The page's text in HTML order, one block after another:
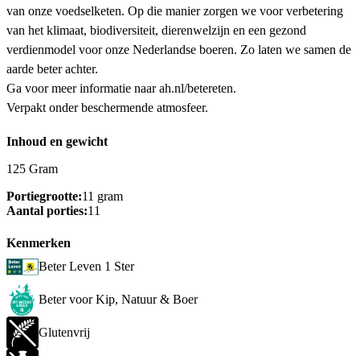
van onze voedselketen. Op die manier zorgen we voor verbetering
van het klimaat, biodiversiteit, dierenwelzijn en een gezond
verdienmodel voor onze Nederlandse boeren. Zo laten we samen de
aarde beter achter.
Ga voor meer informatie naar ah.nl/betereten.
Verpakt onder beschermende atmosfeer.
Inhoud en gewicht
125 Gram
Portiegrootte:11 gram
Aantal porties:11
Kenmerken
Beter Leven 1 Ster
Beter voor Kip, Natuur & Boer
Glutenvrij